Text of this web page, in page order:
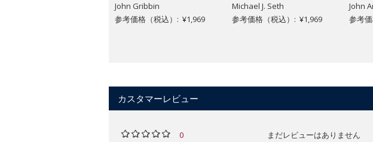
John Gribbin
参考価格（税込）: ¥1,969
Michael J. Seth
参考価格（税込）: ¥1,969
John
参考
カスタマーレビュー
0
まだレビューはありません